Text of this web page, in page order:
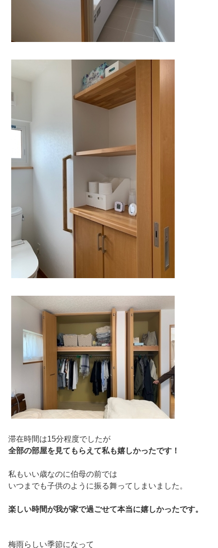
滞在時間は15分程度でしたが
全部の部屋を見てもらえて私も嬉しかったです！
私もいい歳なのに伯母の前では
いつまでも子供のように振る舞ってしまいました。
楽しい時間が我が家で過ごせて本当に嬉しかったです。
梅雨らしい季節になって